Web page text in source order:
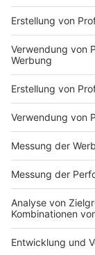
Du hast dir
Impressum
Jobs
Presse